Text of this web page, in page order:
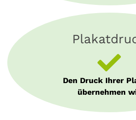
Den Druck Ihrer
übernehmen